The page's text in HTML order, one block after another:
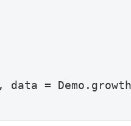
=